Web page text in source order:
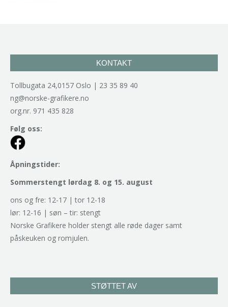
KONTAKT
Tollbugata 24,0157 Oslo | 23 35 89 40
ng@norske-grafikere.no
org.nr. 971 435 828
Følg oss:
Åpningstider:
Sommerstengt lørdag 8. og 15. august
ons og fre: 12-17 | tor 12-18
lør: 12-16 | søn – tir: stengt
Norske Grafikere holder stengt alle røde dager samt
påskeuken og romjulen.
STØTTET AV